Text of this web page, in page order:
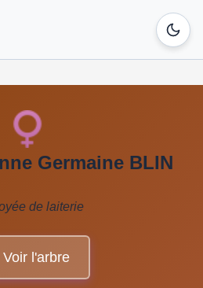
Germaine BLIN
de laiterie
Voir l'arbre